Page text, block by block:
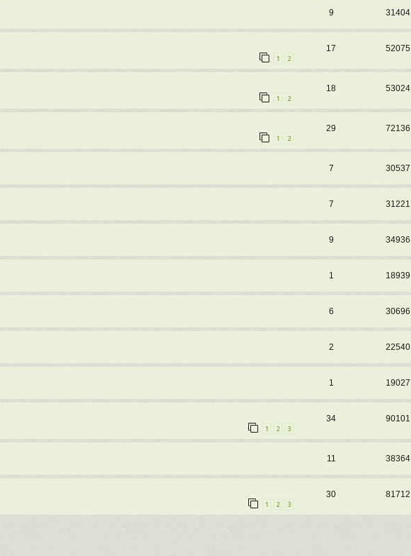
9 31404
1 2
17 52075
1 2
18 53024
1 2
29 72136
7 30537
7 31221
9 34936
1 18939
6 30696
2 22540
1 19027
1 2 3
34 90101
11 38364
1 2 3
30 81712